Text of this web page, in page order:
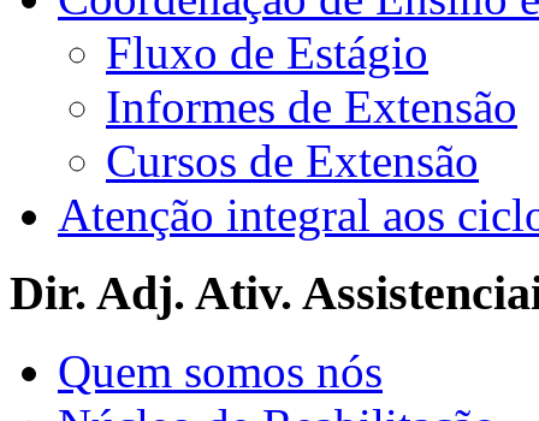
Fluxo de Estágio
Informes de Extensão
Cursos de Extensão
Atenção integral aos
Dir. Adj. Ativ.
Quem somos nós